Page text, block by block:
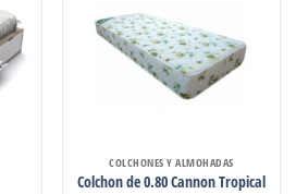
COLCHONES Y ALMOHADAS
Colchon de 0.80 Cannon Tropical